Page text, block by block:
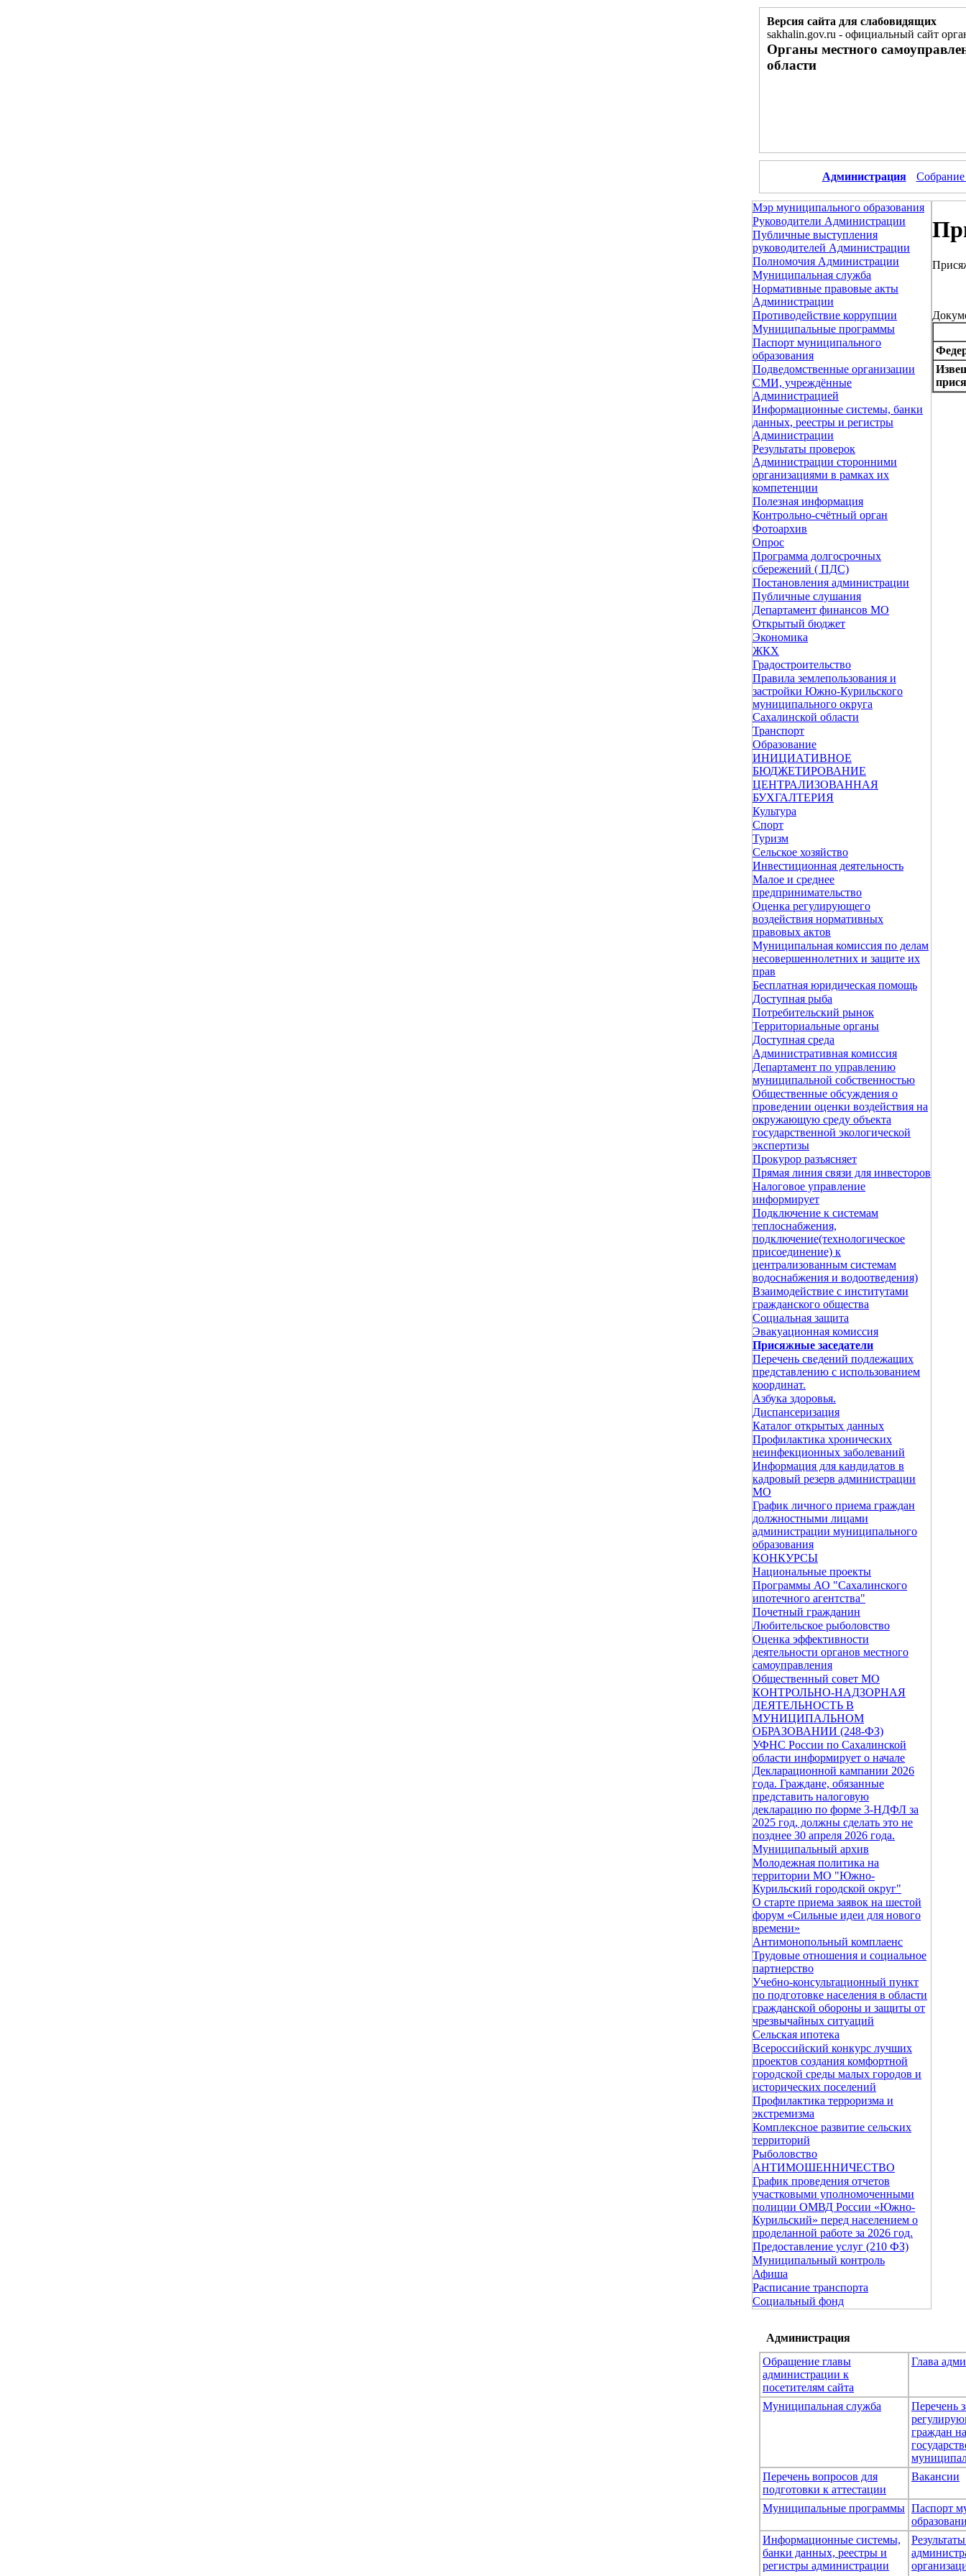
Версия сайта для слабовидящих
sakhalin.gov.ru - официальный сайт
Органы местного
области
Администрация Собрание
Мэр муниципального образования
Руководители Администрации
Публичные выступления
руководителей Администрации
Полномочия Администрации
Муниципальная служба
Нормативные правовые акты
Администрации
Противодействие коррупции
Муниципальные программы
Паспорт муниципального
образования
Подведомственные организации
СМИ, учреждённые
Администрацией
Информационные системы, банки
данных, реестры и регистры
Администрации
Результаты проверок
Администрации сторонними
организациями в рамках их
компетенции
Полезная информация
Контрольно-счётный орган
Фотоархив
Опрос
Программа долгосрочных
сбережений ( ПДС)
Постановления администрации
Публичные слушания
Департамент финансов МО
Открытый бюджет
Экономика
ЖКХ
Градостроительство
Правила землепользования и
застройки Южно-Курильского
муниципального округа
Сахалинской области
Транспорт
Образование
ИНИЦИАТИВНОЕ
БЮДЖЕТИРОВАНИЕ
ЦЕНТРАЛИЗОВАННАЯ
БУХГАЛТЕРИЯ
Культура
Спорт
Туризм
Сельское хозяйство
Инвестиционная деятельность
Малое и среднее
предпринимательство
Оценка регулирующего
воздействия нормативных
правовых актов
Муниципальная комиссия по делам
несовершеннолетних и защите их
прав
Бесплатная юридическая помощь
Доступная рыба
Потребительский рынок
Территориальные органы
Доступная среда
Административная комиссия
Департамент по управлению
муниципальной собственностью
Общественные обсуждения о
проведении оценки воздействия на
окружающую среду объекта
государственной экологической
экспертизы
Прокурор разъясняет
Прямая линия связи для инвесторов
Налоговое управление
информирует
Подключение к системам
теплоснабжения,
подключение(технологическое
присоединение) к
централизованным системам
водоснабжения и водоотведения)
Взаимодействие с институтами
гражданского общества
Социальная защита
Эвакуационная комиссия
Присяжные заседатели
Перечень сведений подлежащих
представлению с использованием
координат.
Азбука здоровья.
Диспансеризация
Каталог открытых данных
Профилактика хронических
неинфекционных заболеваний
Информация для кандидатов в
кадровый резерв администрации
МО
График личного приема граждан
должностными лицами
администрации муниципального
образования
КОНКУРСЫ
Национальные проекты
Программы АО "Сахалинского
ипотечного агентства"
Почетный гражданин
Любительское рыболовство
Оценка эффективности
деятельности органов местного
самоуправления
Общественный совет МО
КОНТРОЛЬНО-НАДЗОРНАЯ
ДЕЯТЕЛЬНОСТЬ В
МУНИЦИПАЛЬНОМ
ОБРАЗОВАНИИ (248-ФЗ)
УФНС России по Сахалинской
области информирует о начале
Декларационной кампании 2026
года. Граждане, обязанные
представить налоговую
декларацию по форме 3-НДФЛ за
2025 год, должны сделать это не
позднее 30 апреля 2026 года.
Муниципальный архив
Молодежная политика на
территории МО "Южно-
Курильский городской округ"
О старте приема заявок на шестой
форум «Сильные идеи для нового
времени»
Антимонопольный комплаенс
Трудовые отношения и социальное
партнерство
Учебно-консультационный пункт
по подготовке населения в области
гражданской обороны и защиты от
чрезвычайных ситуаций
Сельская ипотека
Всероссийский конкурс лучших
проектов создания комфортной
городской среды малых городов и
исторических поселений
Профилактика терроризма и
экстремизма
Комплексное развитие сельских
территорий
Рыболовство
АНТИМОШЕННИЧЕСТВО
График проведения отчетов
участковыми уполномоченными
полиции ОМВД России «Южно-
Курильский» перед населением о
проделанной работе за 2026 год.
Предоставление услуг (210 ФЗ)
Муниципальный контроль
Афиша
Расписание транспорта
Социальный фонд
Администрация
Обращение главы
администрации к
посетителям сайта
Глава
Муниципальная служба
Перечень
граждан на
Перечень вопросов для
подготовки к аттестации
Вакансии
Муниципальные программы Паспорт
Информационные системы,
банки данных, реестры и
регистры администрации